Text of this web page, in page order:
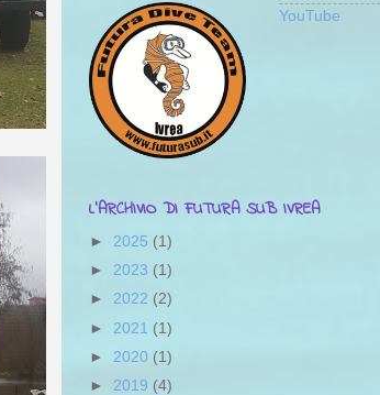
YouTube
L'ARCHIVIO DI FUTURA SUB IVREA
► 2025 (1)
► 2023 (1)
► 2022 (2)
► 2021 (1)
► 2020 (1)
► 2019 (4)